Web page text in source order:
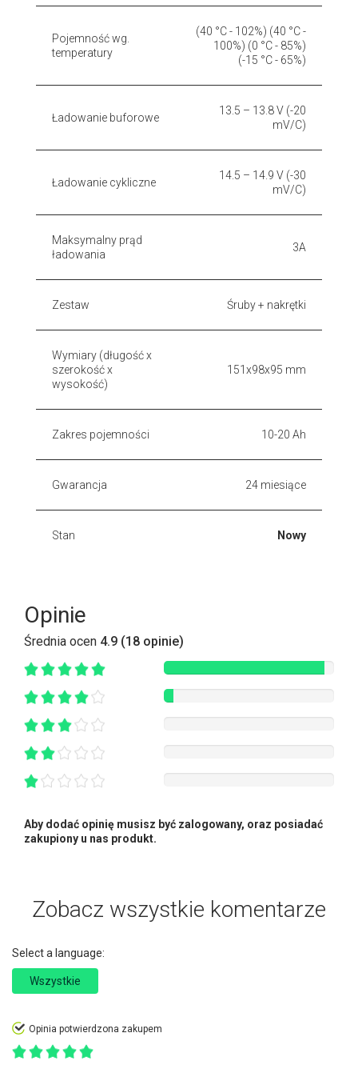
Pojemność wg.
temperatury
(40 °C - 102%) (40 °C -
100%) (0 °C - 85%)
(-15 °C - 65%)
Ładowanie buforowe
13.5 – 13.8 V (-20
mV/C)
Ładowanie cykliczne
14.5 – 14.9 V (-30
mV/C)
Maksymalny prąd
ładowania
3A
Zestaw Śruby + nakrętki
Wymiary (długość x
szerokość x
wysokość)
151x98x95 mm
Zakres pojemności 10-20 Ah
Gwarancja 24 miesiące
Stan Nowy
Opinie
Średnia ocen 4.9 (18 opinie)
Aby dodać opinię musisz być zalogowany, oraz posiadać
zakupiony u nas produkt.
Zobacz wszystkie komentarze
Select a language:
Wszystkie
Opinia potwierdzona zakupem